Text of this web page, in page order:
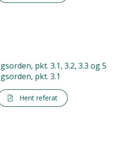
pkt. 3.1, 3.2, 3.3 og 5
pkt. 3.1
Hent referat